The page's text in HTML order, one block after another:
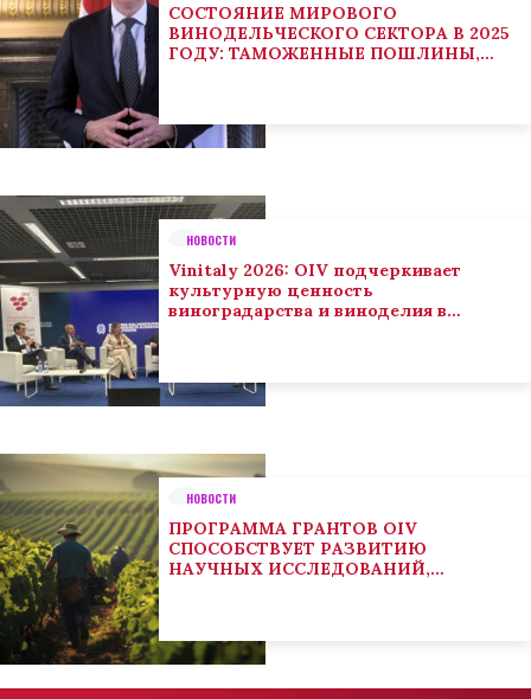
СОСТОЯНИЕ МИРОВОГО
ВИНОДЕЛЬЧЕСКОГО СЕКТОРА В 2025
ГОДУ: ТАМОЖЕННЫЕ ПОШЛИНЫ,
НОВОСТИ
Vinitaly 2026: OIV подчеркивает
культурную ценность
виноградарства и виноделия в
НОВОСТИ
ПРОГРАММА ГРАНТОВ OIV
СПОСОБСТВУЕТ РАЗВИТИЮ
НАУЧНЫХ ИССЛЕДОВАНИЙ,